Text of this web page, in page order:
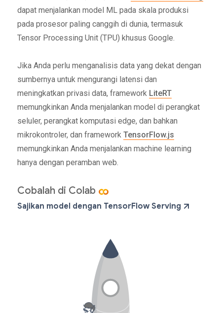
dapat menjalankan model ML pada skala produksi
pada prosesor paling canggih di dunia, termasuk
Tensor Processing Unit (TPU) khusus Google.
Jika Anda perlu menganalisis data yang dekat dengan
sumbernya untuk mengurangi latensi dan
meningkatkan privasi data, framework LiteRT
memungkinkan Anda menjalankan model di perangkat
seluler, perangkat komputasi edge, dan bahkan
mikrokontroler, dan framework TensorFlow.js
memungkinkan Anda menjalankan machine learning
hanya dengan peramban web.
Cobalah di Colab
Sajikan model dengan TensorFlow Serving